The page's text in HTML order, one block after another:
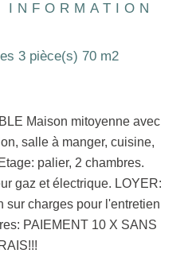
3 pièce(s) 70 m2
Maison mitoyenne avec
salle à manger, cuisine,
palier, 2 chambres.
gaz et électrique. LOYER:
sur charges pour l'entretien
PAIEMENT 10 X SANS